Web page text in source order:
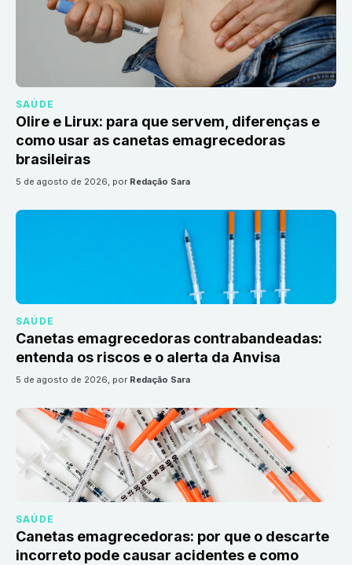
SAÚDE
Olire e Lirux: para que servem, diferenças e
como usar as canetas emagrecedoras
brasileiras
5 de agosto de 2026, por Redação Sara
SAÚDE
Canetas emagrecedoras contrabandeadas:
entenda os riscos e o alerta da Anvisa
5 de agosto de 2026, por Redação Sara
SAÚDE
Canetas emagrecedoras: por que o descarte
incorreto pode causar acidentes e como